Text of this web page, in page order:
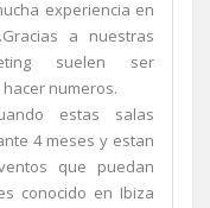
experiencia en
a nuestras
suelen ser
numeros.
estas salas
4 meses y estan
que puedan
conocido en Ibiza